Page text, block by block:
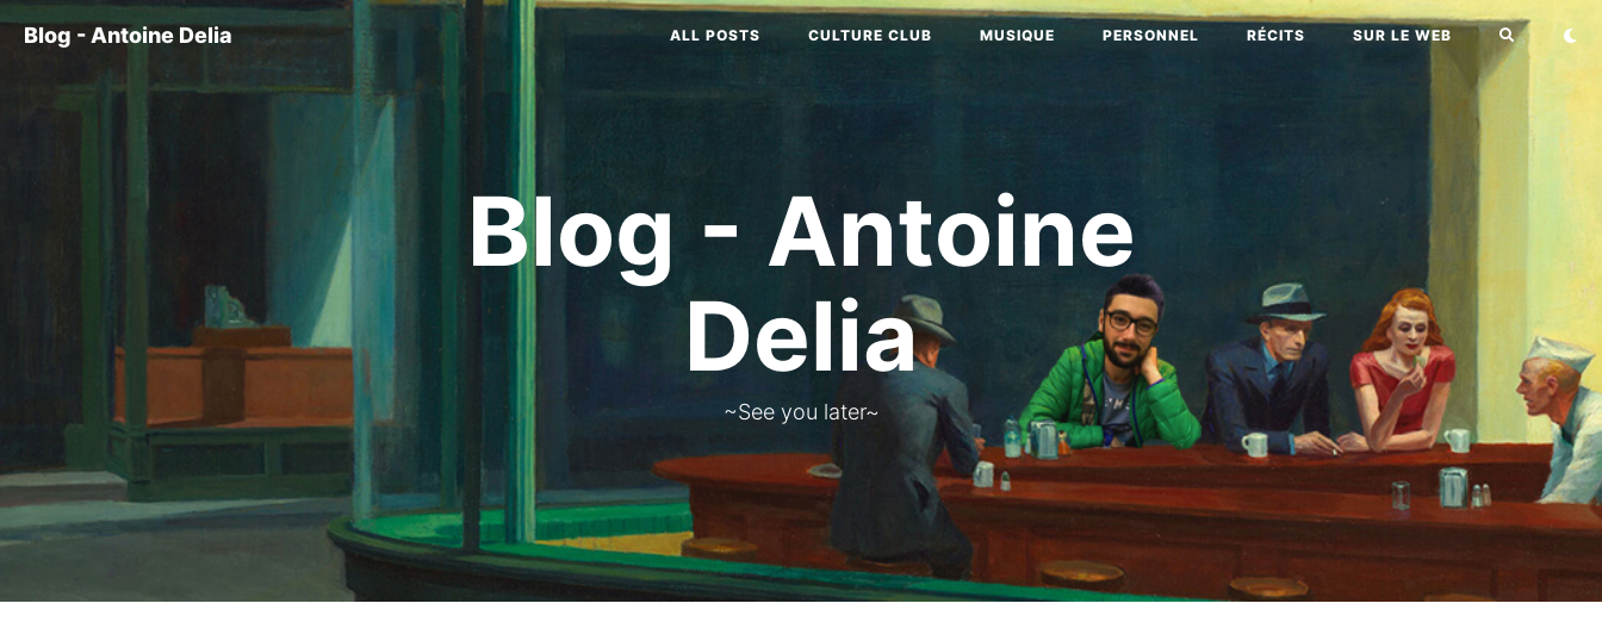
Blog - Antoine Delia ALL POSTS CULTURE CLUB MUSIQUE PERSONNEL RÉCITS SUR LE WEB
Blog - Antoine
Delia
~See you later~